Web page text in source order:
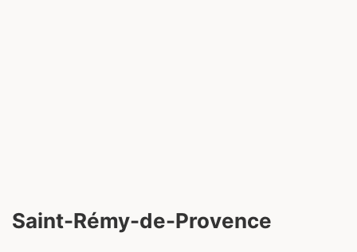
Saint-Rémy-de-Provence